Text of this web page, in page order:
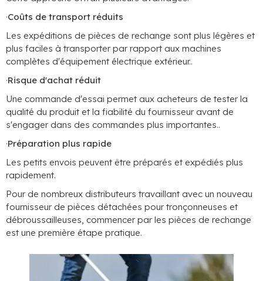
·Coûts de transport réduits
Les expéditions de pièces de rechange sont plus légères et
plus faciles à transporter par rapport aux machines
complètes d'équipement électrique extérieur..
·Risque d'achat réduit
Une commande d'essai permet aux acheteurs de tester la
qualité du produit et la fiabilité du fournisseur avant de
s'engager dans des commandes plus importantes..
·Préparation plus rapide
Les petits envois peuvent être préparés et expédiés plus
rapidement.
Pour de nombreux distributeurs travaillant avec un nouveau
fournisseur de pièces détachées pour tronçonneuses et
débroussailleuses, commencer par les pièces de rechange
est une première étape pratique.